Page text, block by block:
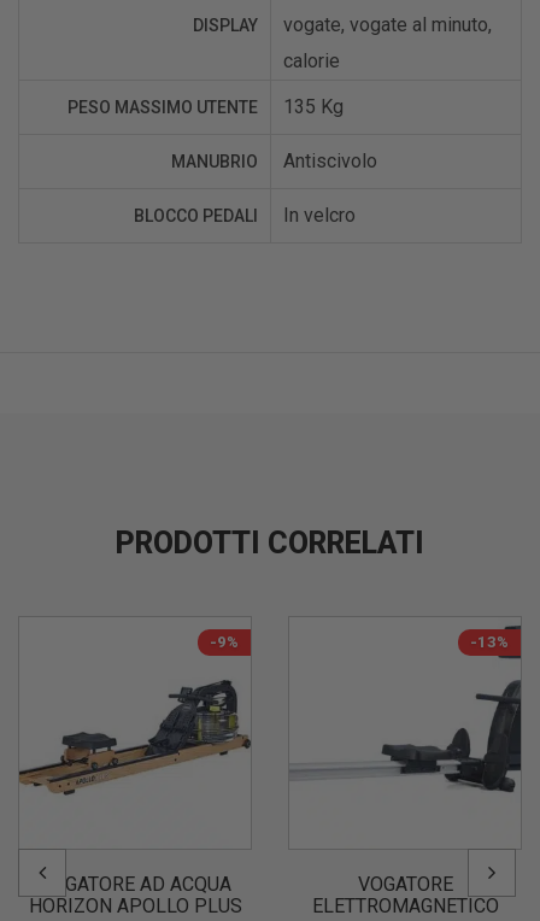
DISPLAY
vogate, vogate al minuto,
calorie
PESO MASSIMO UTENTE 135 Kg
MANUBRIO Antiscivolo
BLOCCO PEDALI In velcro
PRODOTTI CORRELATI
-9%
VOGATORE AD ACQUA
HORIZON APOLLO PLUS
-13%
VOGATORE
ELETTROMAGNETICO